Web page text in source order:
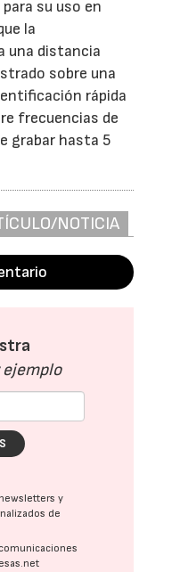
su uso en
la
una distancia
sobre una
rápida
frecuencias de
grabar hasta 5
NOTICIA
ejemplo
y
de